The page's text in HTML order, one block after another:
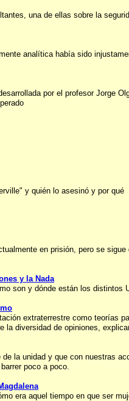
una de ellas sobre la
analítica había sido
por el profesor Jorge
y quién lo asesinó y por qué
en prisión, pero se
y la Nada
son y dónde están los
extraterrestre como teorías
diversidad de opiniones,
la unidad y que con nuestras
poco a poco.
era aquel tiempo en que ser